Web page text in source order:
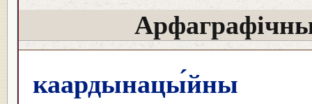
каардынацы́йны